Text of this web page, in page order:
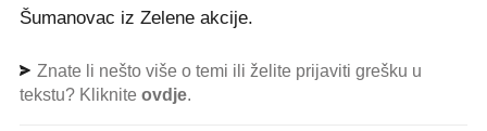
Šumanovac iz Zelene akcije.
Znate li nešto više o temi ili želite prijaviti grešku u
tekstu? Kliknite ovdje.